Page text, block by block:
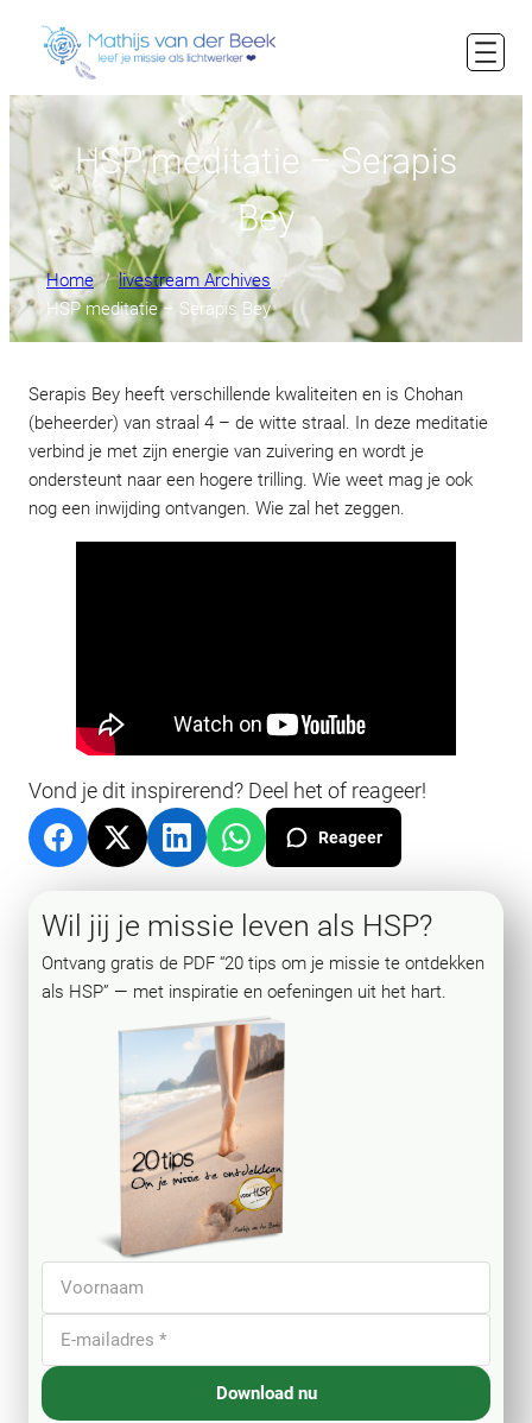
HSP meditatie – Serapis
Bey
Home
livestream Archives
HSP meditatie – Serapis Bey
Serapis Bey heeft verschillende kwaliteiten en is Chohan
(beheerder) van straal 4 – de witte straal. In deze meditatie
verbind je met zijn energie van zuivering en wordt je
ondersteunt naar een hogere trilling. Wie weet mag je ook
nog een inwijding ontvangen. Wie zal het zeggen.
Vond je dit inspirerend? Deel het of reageer!
Reageer
Wil jij je missie leven als HSP?
Ontvang gratis de PDF “20 tips om je missie te ontdekken
als HSP” — met inspiratie en oefeningen uit het hart.
Download nu